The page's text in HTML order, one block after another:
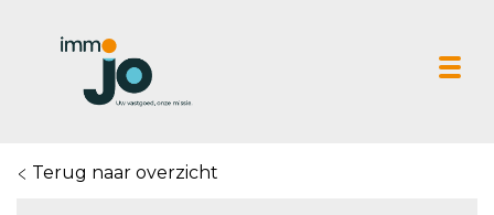
Terug naar overzicht